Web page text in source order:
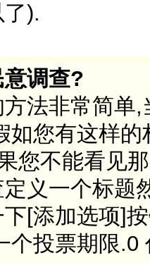
).
调查?
法非常简单
如您有这样
您不能看见
义一个标题
[添加选项]
个投票期限.0